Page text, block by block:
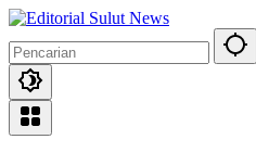
Langsung
konten